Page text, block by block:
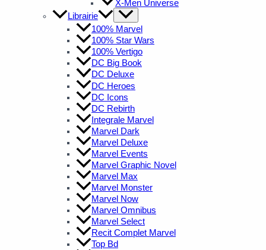
X-Men Universe
Librairie
100% Marvel
100% Star Wars
100% Vertigo
DC Big Book
DC Deluxe
DC Heroes
DC Icons
DC Rebirth
Integrale Marvel
Marvel Dark
Marvel Deluxe
Marvel Events
Marvel Graphic Novel
Marvel Max
Marvel Monster
Marvel Now
Marvel Omnibus
Marvel Select
Recit Complet Marvel
Top Bd